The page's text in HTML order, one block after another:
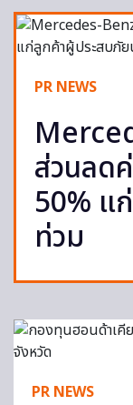
PR NEWS
ส่วนลด
50% แ
ท่วม
PR NEWS